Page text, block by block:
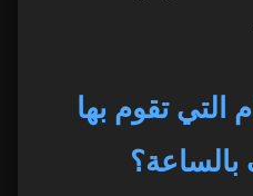
التي تقوم بها
بالساعة؟